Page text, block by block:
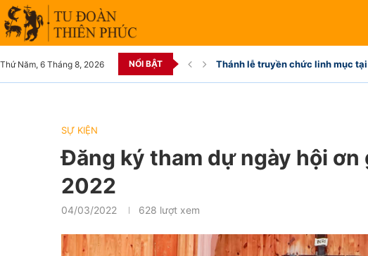
Thứ Năm, 6 Tháng 8, 2026 NỔI BẬT Thánh lễ truyền chức linh mục
SỰ KIỆN
Đăng ký tham dự ngày hội ơn
2022
04/03/2022 628 lượt xem